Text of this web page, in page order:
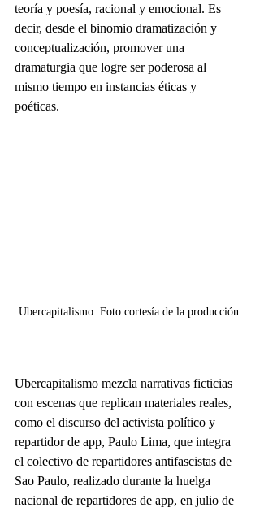
teoría y poesía, racional y emocional. Es
decir, desde el binomio dramatización y
conceptualización, promover una
dramaturgia que logre ser poderosa al
mismo tiempo en instancias éticas y
poéticas.
Ubercapitalismo. Foto cortesía de la producción
Ubercapitalismo mezcla narrativas ficticias
con escenas que replican materiales reales,
como el discurso del activista político y
repartidor de app, Paulo Lima, que integra
el colectivo de repartidores antifascistas de
Sao Paulo, realizado durante la huelga
nacional de repartidores de app, en julio de